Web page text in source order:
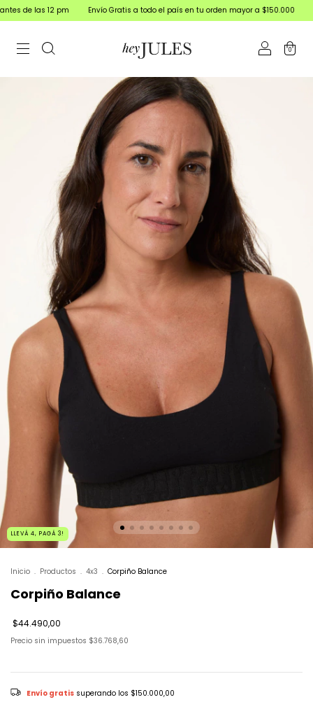
de las 12 pm Envío Gratis a todo el país en tu orden mayor a $150.000 15%
0
LLEVÁ 4, PAGÁ 3!
Inicio . Productos . 4x3 . Corpiño Balance
Corpiño Balance
$44.490,00
Precio sin impuestos $36.768,60
Envío gratis superando los $150.000,00